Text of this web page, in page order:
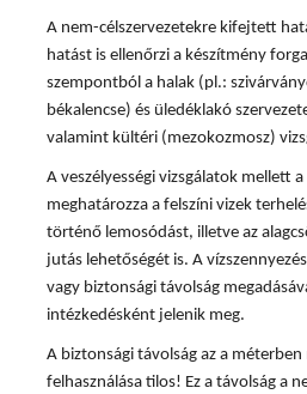
A nem-célszervezetekre kifejtett
hatást is ellenőrzi a készítmény
szempontból a halak (pl.:
békalencse) és üledéklakó
valamint kültéri (mezokozmosz)
A veszélyességi vizsgálatok mellett
meghatározza a felszíni vizek
történő lemosódást, illetve az
jutás lehetőségét is. A
vagy biztonsági távolság
intézkedésként jelenik meg.
A biztonsági távolság az a
felhasználása tilos! Ez a távolság a